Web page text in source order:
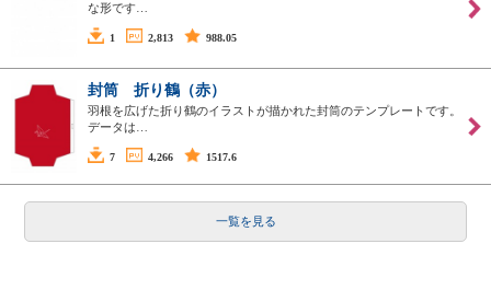
な形です…
1 2,813 988.05
封筒 折り鶴（赤）
羽根を広げた折り鶴のイラストが描かれた封筒のテンプレートです。
データは…
7 4,266 1517.6
一覧を見る